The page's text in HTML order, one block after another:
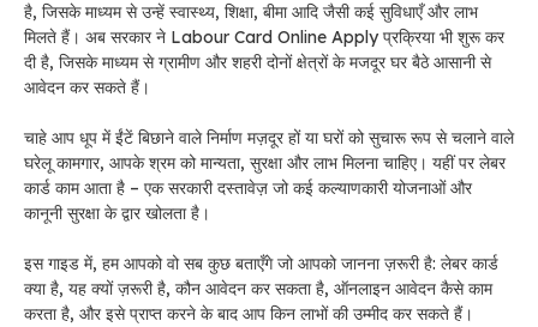
है, जिसके माध्यम से उन्हें स्वास्थ्य, शिक्षा, बीमा आदि जैसी कई सुविधाएँ और लाभ
मिलते हैं। अब सरकार ने Labour Card Online Apply प्रक्रिया भी शुरू कर
दी है, जिसके माध्यम से ग्रामीण और शहरी दोनों क्षेत्रों के मजदूर घर बैठे आसानी से
आवेदन कर सकते हैं।
चाहे आप धूप में ईंटें बिछाने वाले निर्माण मज़दूर हों या घरों को सुचारू रूप से चलाने वाले
घरेलू कामगार, आपके श्रम को मान्यता, सुरक्षा और लाभ मिलना चाहिए। यहीं पर लेबर
कार्ड काम आता है – एक सरकारी दस्तावेज़ जो कई कल्याणकारी योजनाओं और
कानूनी सुरक्षा के द्वार खोलता है।
इस गाइड में, हम आपको वो सब कुछ बताएँगे जो आपको जानना ज़रूरी है: लेबर कार्ड
क्या है, यह क्यों ज़रूरी है, कौन आवेदन कर सकता है, ऑनलाइन आवेदन कैसे काम
करता है, और इसे प्राप्त करने के बाद आप किन लाभों की उम्मीद कर सकते हैं।